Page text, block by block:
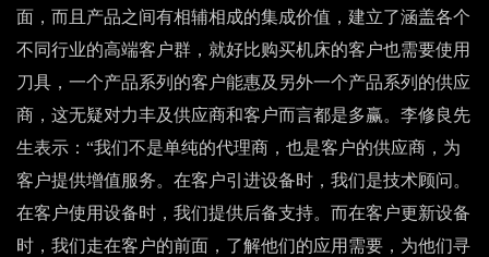
面，而且产品之间有相辅相成的集成价值，建立了涵盖各个
不同行业的高端客户群，就好比购买机床的客户也需要使用
刀具，一个产品系列的客户能惠及另外一个产品系列的供应
商，这无疑对力丰及供应商和客户而言都是多赢。李修良先
生表示：“我们不是单纯的代理商，也是客户的供应商，为
客户提供增值服务。在客户引进设备时，我们是技术顾问。
在客户使用设备时，我们提供后备支持。而在客户更新设备
时，我们走在客户的前面，了解他们的应用需要，为他们寻